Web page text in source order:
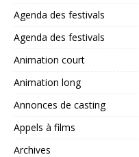
Agenda des festivals
Agenda des festivals
Animation court
Animation long
Annonces de casting
Appels à films
Archives